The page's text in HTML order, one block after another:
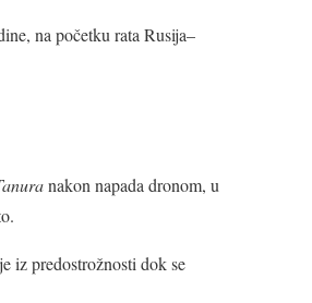
na početku rata Rusija–
nakon napada dronom, u
iz predostrožnosti dok se